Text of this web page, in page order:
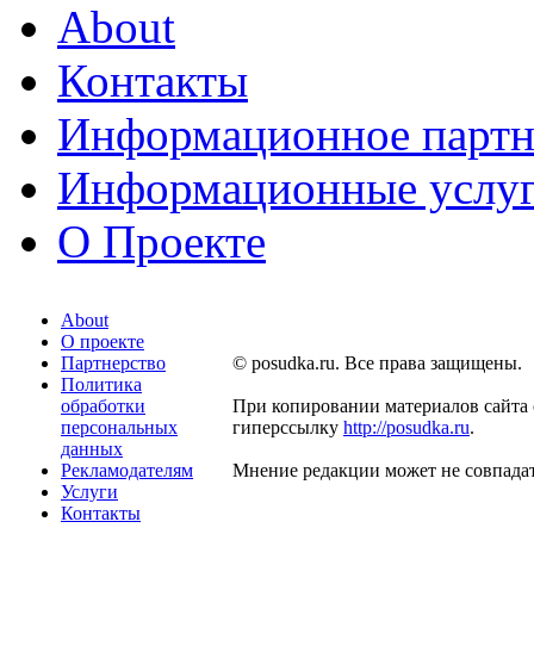
About
Контакты
Информационное
Информационные
О Проекте
About
О проекте
Партнерство
Политика
обработки
персональных
данных
Рекламодателям
Услуги
Контакты
© posudka.ru. Все права защищены.
При копировании материалов сайта
гиперссылку http://posudka.ru.
Мнение редакции может не